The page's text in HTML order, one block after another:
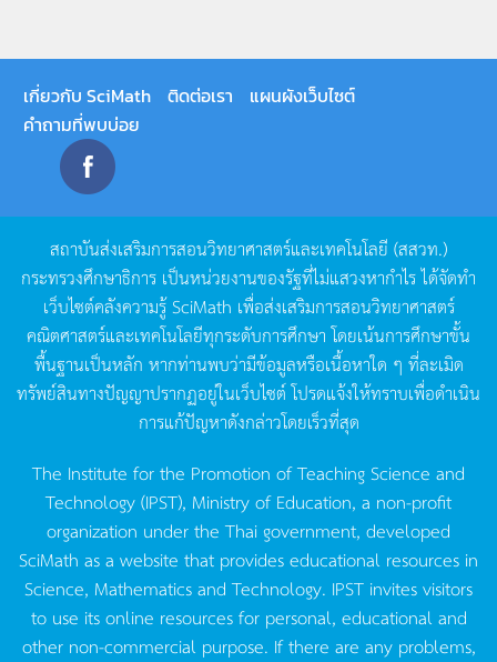
เกี่ยวกับ SciMath ติดต่อเรา
แผนผังเว็บไซต์
คำถามที่พบบ่อย
สถาบันส่งเสริมการสอนวิทยาศาสตร์และเทคโนโลยี (สสวท.)
กระทรวงศึกษาธิการ เป็นหน่วยงานของรัฐที่ไม่แสวงหากำไรได้จัดทำ
เว็บไซต์คลังความรู้SciMath เพื่อส่งเสริมการสอนวิทยาศาสตร์
คณิตศาสตร์และเทคโนโลยีทุกระดับการศึกษา โดยเน้นการศึกษาขั้น
พื้นฐานเป็นหลัก หากท่านพบว่ามีข้อมูลหรือเนื้อหาใด ๆ ที่ละเมิด
ทรัพย์สินทางปัญญาปรากฏอยู่ในเว็บไซต์โปรดแจ้งให้ทราบเพื่อดำเนิน
การแก้ปัญหาดังกล่าวโดยเร็วที่สุด
The Institute for the Promotion of Teaching Science and
Technology (IPST), Ministry of Education, a non-profit
organization under the Thai government, developed
SciMath as a website that provides educational resources in
Science, Mathematics and Technology. IPST invites visitors
to use its online resources for personal, educational and
other non-commercial purpose. If there are any problems,